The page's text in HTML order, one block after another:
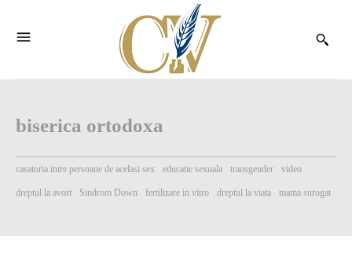
biserica ortodoxa
casatoria intre persoane de acelasi sex educatie sexuala transgender video
dreptul la avort Sindrom Down fertilizare in vitro dreptul la viata mama surogat